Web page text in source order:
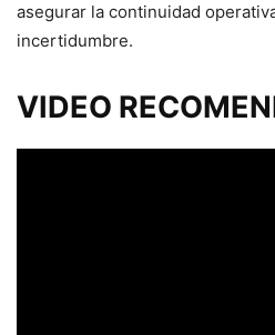
asegurar la continuidad
incertidumbre.
VIDEO